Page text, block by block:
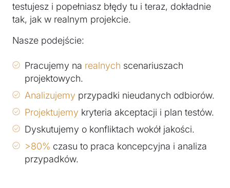
testujesz i popełniasz błędy tu i teraz, dokładnie
tak, jak w realnym projekcie.
Nasze podejście:
Pracujemy na realnych scenariuszach
projektowych.
Analizujemy przypadki nieudanych odbiorów.
Projektujemy kryteria akceptacji i plan testów.
Dyskutujemy o konfliktach wokół jakości.
>80% czasu to praca koncepcyjna i analiza
przypadków.